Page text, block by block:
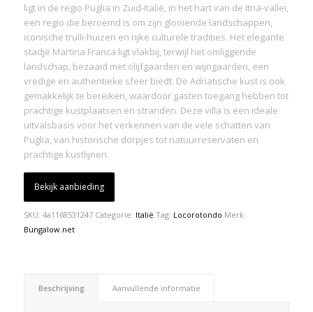
ligt in de regio Puglia in Zuid-Italië, in het hart van de Itria-vallei,
een regio die beroemd is om zijn glooiende landschappen,
iconische trulli-huizen en rijke culturele tradities. Het elegante
stadje Martina Franca ligt vlakbij, terwijl het omliggende
landschap, bezaaid met olijfgaarden en wijngaarden, een
vredige en authentieke sfeer biedt. De Adriatische kust is ook
gemakkelijk te bereiken, waardoor gasten toegang hebben tot
prachtige kustplaatsen en stranden. Deze villa is een ideale
uitvalsbasis voor het verkennen van de vele schatten van
Puglia, van historische dorpjes tot natuurreservaten en
prachtige kustlijnen.
Bekijk aanbieding
SKU: 4a1168531247 Categorie: Italië Tag: Locorotondo Merk:
Bungalow.net
Beschrijving Aanvullende informatie